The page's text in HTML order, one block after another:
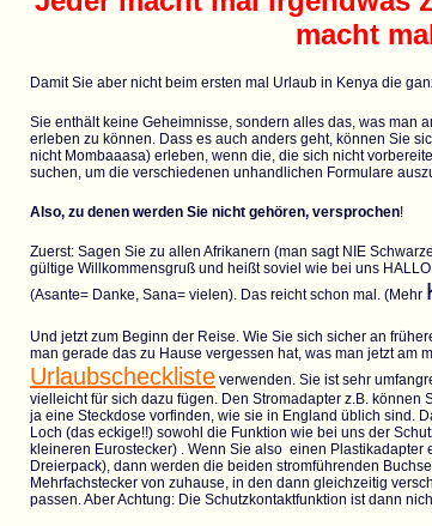
macht
Damit Sie aber nicht beim ersten mal Urlaub in Kenya die
Sie enthält keine Geheimnisse, sondern alles das, was man
erleben zu können. Dass es auch anders geht, können Sie
nicht Mombaaasa) erleben, wenn die, die sich nicht
suchen, um die verschiedenen unhandlichen Formulare
Also, zu denen werden Sie nicht gehören, versprochen!
Zuerst: Sagen Sie zu allen Afrikanern (man sagt NIE
gültige Willkommensgruß und heißt soviel wie bei uns
(Asante= Danke, Sana= vielen). Das reicht schon mal. (Mehr
Und jetzt zum Beginn der Reise. Wie Sie sich sicher an
man gerade das zu Hause vergessen hat, was man jetzt am
Urlaubscheckliste verwenden. Sie ist sehr
vielleicht für sich dazu fügen. Den Stromadapter z.B. können
ja eine Steckdose vorfinden, wie sie in England üblich sind.
Loch (das eckige!!) sowohl die Funktion wie bei uns der
kleineren Eurostecker) . Wenn Sie also einen Plastikadapter
Dreierpack), dann werden die beiden stromführenden
Mehrfachstecker von zuhause, in den dann gleichzeitig
passen. Aber Achtung: Die Schutzkontaktfunktion ist dann